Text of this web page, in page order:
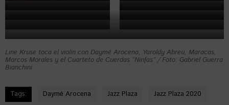
Line Kruse toca el violín con Daymé Arocena, Yaroldy Abreu, Maracas,
Marcos Morales y el Cuarteto de Cuerdas “Ninfas” / Foto: Gabriel Guerra
Bianchini
Tags: Daymé Arocena Jazz Plaza Jazz Plaza 2020